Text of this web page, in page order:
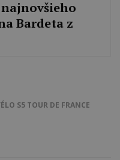
Bardeta z
S5 TOUR DE FRANCE